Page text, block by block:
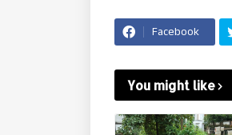
Facebook
You might like